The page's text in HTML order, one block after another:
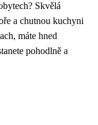
Skvělá
a chutnou kuchyni
máte hned
pohodlně a